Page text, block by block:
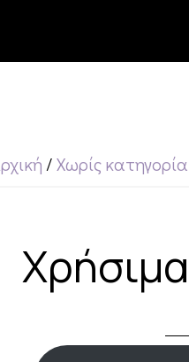
/Χωρίς κατηγορία